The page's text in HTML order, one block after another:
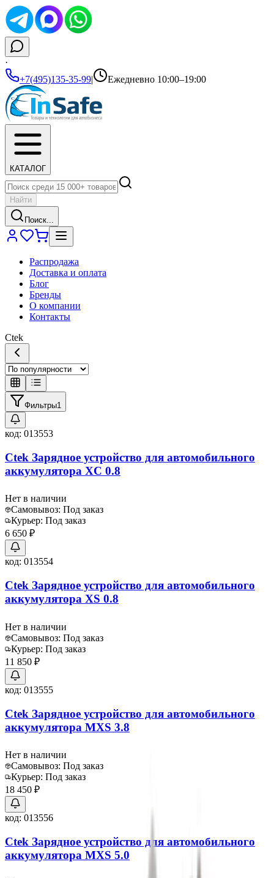
·
+7(495)135-35-99| Ежедневно 10:00–19:00
КАТАЛОГ
Найти
Поиск...
Распродажа
Доставка и оплата
Блог
Бренды
О компании
Контакты
Ctek
Фильтры1
код: 013553
Ctek Зарядное устройство для автомобильного
аккумулятора XC 0.8
Нет в наличии
Самовывоз: Под заказ
Курьер: Под заказ
6 650 ₽
код: 013554
Ctek Зарядное устройство для автомобильного
аккумулятора XS 0.8
Нет в наличии
Самовывоз: Под заказ
Курьер: Под заказ
11 850 ₽
код: 013555
Ctek Зарядное устройство для автомобильного
аккумулятора MXS 3.8
Нет в наличии
Самовывоз: Под заказ
Курьер: Под заказ
18 450 ₽
код: 013556
Ctek Зарядное устройство для автомобильного
аккумулятора MXS 5.0